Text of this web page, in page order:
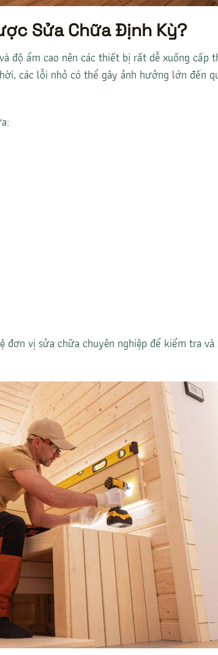
Sửa Chữa Định Kỳ?
độ ẩm cao nên các thiết bị rất dễ xuống cấp
các lỗi nhỏ có thể gây ảnh hưởng lớn đến
đơn vị sửa chữa chuyên nghiệp để kiểm tra